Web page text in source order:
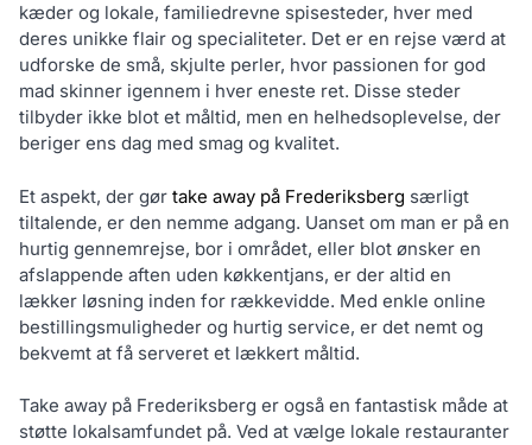
kæder og lokale, familiedrevne spisesteder, hver med
deres unikke flair og specialiteter. Det er en rejse værd at
udforske de små, skjulte perler, hvor passionen for god
mad skinner igennem i hver eneste ret. Disse steder
tilbyder ikke blot et måltid, men en helhedsoplevelse, der
beriger ens dag med smag og kvalitet.
Et aspekt, der gør take away på Frederiksberg særligt
tiltalende, er den nemme adgang. Uanset om man er på en
hurtig gennemrejse, bor i området, eller blot ønsker en
afslappende aften uden køkkentjans, er der altid en
lækker løsning inden for rækkevidde. Med enkle online
bestillingsmuligheder og hurtig service, er det nemt og
bekvemt at få serveret et lækkert måltid.
Take away på Frederiksberg er også en fantastisk måde at
støtte lokalsamfundet på. Ved at vælge lokale restauranter